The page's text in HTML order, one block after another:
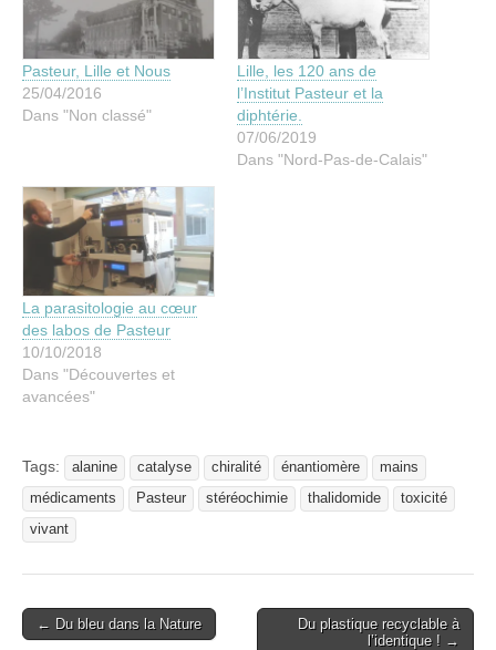
Pasteur, Lille et Nous
25/04/2016
Dans "Non classé"
Lille, les 120 ans de
l’Institut Pasteur et la
diphtérie.
07/06/2019
Dans "Nord-Pas-de-Calais"
La parasitologie au cœur
des labos de Pasteur
10/10/2018
Dans "Découvertes et
avancées"
Tags: alanine catalyse chiralité énantiomère
mains
médicaments
Pasteur stéréochimie thalidomide
toxicité
vivant
Post
← Du bleu dans la Nature
Du plastique recyclable à
l’identique ! →